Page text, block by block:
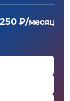
250 ₽/месяц